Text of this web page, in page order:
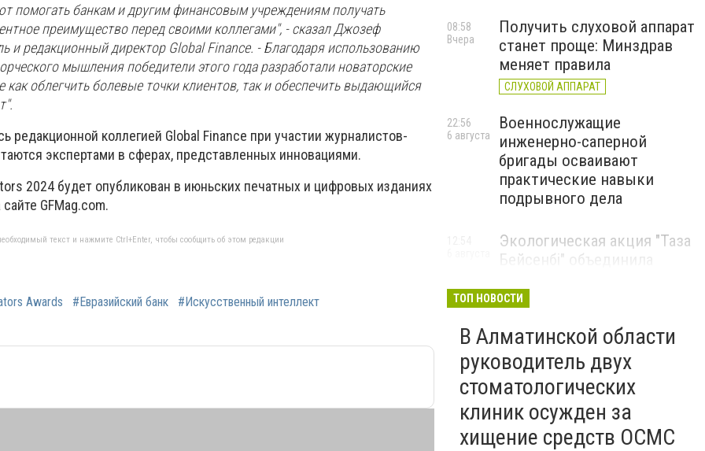
помогать банкам и другим финансовым учреждениям получать
преимущество перед своими коллегами", - сказал Джозеф
и редакционный директор Global Finance. - Благодаря использованию
мышления победители этого года разработали новаторские
облегчить болевые точки клиентов, так и обеспечить выдающийся
редакционной коллегией Global Finance при участии журналистов-
экспертами в сферах, представленных инновациями.
2024 будет опубликован в июньских печатных и цифровых изданиях
GFMag.com.
текст и нажмите Ctrl+Enter, чтобы сообщить об этом редакции
Awards #Евразийский банк #Искусственный интеллект
Получить слуховой аппарат
станет проще: Минздрав
меняет правила
СЛУХОВОЙ АППАРАТ
08:58
Вчера
Военнослужащие
инженерно-саперной
бригады осваивают
практические навыки
подрывного дела
22:56
6 августа
Экологическая акция "Таза
Бейсенбі" объединила
Алматинской области
ТОП НОВОСТИ
В Алматинской области
руководитель двух
стоматологических
клиник осужден за
хищение средств ОСМС